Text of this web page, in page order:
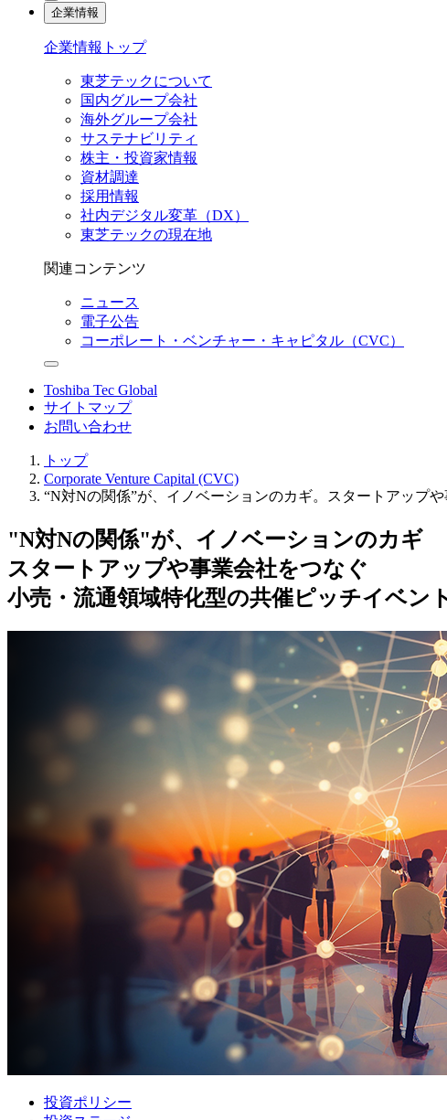
企業情報
企業情報トップ
東芝テックについて
国内グループ会社
海外グループ会社
サステナビリティ
株主・投資家情報
資材調達
採用情報
社内デジタル変革（DX）
東芝テックの現在地
関連コンテンツ
ニュース
電子公告
コーポレート・ベンチャー・キャピタル（CVC）
Toshiba Tec Global
サイトマップ
お問い合わせ
トップ
Corporate Venture Capital (CVC)
“N対Nの関係”が、イノベーションのカギ。スタートアップ
"N対Nの関係"が、イノベーションのカギ
スタートアップや事業会社をつなぐ
小売・流通領域特化型の共催ピッチイベン
投資ポリシー